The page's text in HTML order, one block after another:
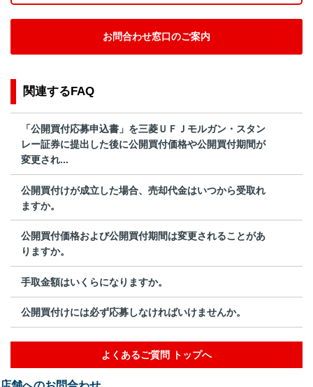
お問合わせ窓口のご案内
関連するFAQ
「公開買付応募申込書」を三菱ＵＦＪモルガン・スタン
レー証券に提出した後に公開買付価格や公開買付期間が
変更され...
公開買付けが成立した場合、売却代金はいつから受取れ
ますか。
公開買付価格および公開買付期間は変更されることがあ
りますか。
手取金額はいくらになりますか。
公開買付けには必ず応募しなければいけませんか。
よくあるご質問 トップへ